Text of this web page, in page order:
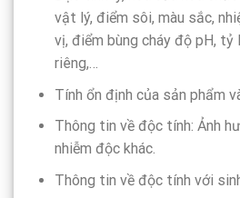
vật lý, điểm sôi, màu sắc,
vị, điểm bùng cháy độ pH, tỷ
riêng,…
Tính ổn định của sản phẩm
Thông tin về độc tính: Ảnh
nhiễm độc khác.
Thông tin về độc tính với